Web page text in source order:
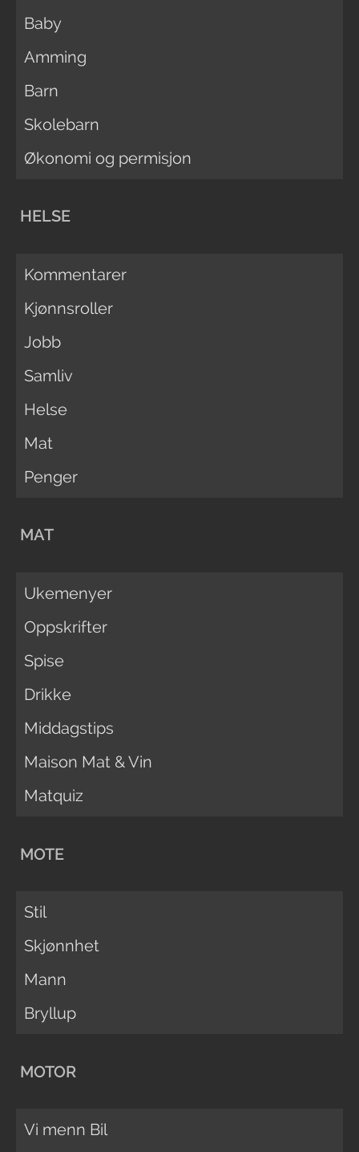
Baby
Amming
Barn
Skolebarn
Økonomi og permisjon
HELSE
Kommentarer
Kjønnsroller
Jobb
Samliv
Helse
Mat
Penger
MAT
Ukemenyer
Oppskrifter
Spise
Drikke
Middagstips
Maison Mat & Vin
Matquiz
MOTE
Stil
Skjønnhet
Mann
Bryllup
MOTOR
Vi menn Bil